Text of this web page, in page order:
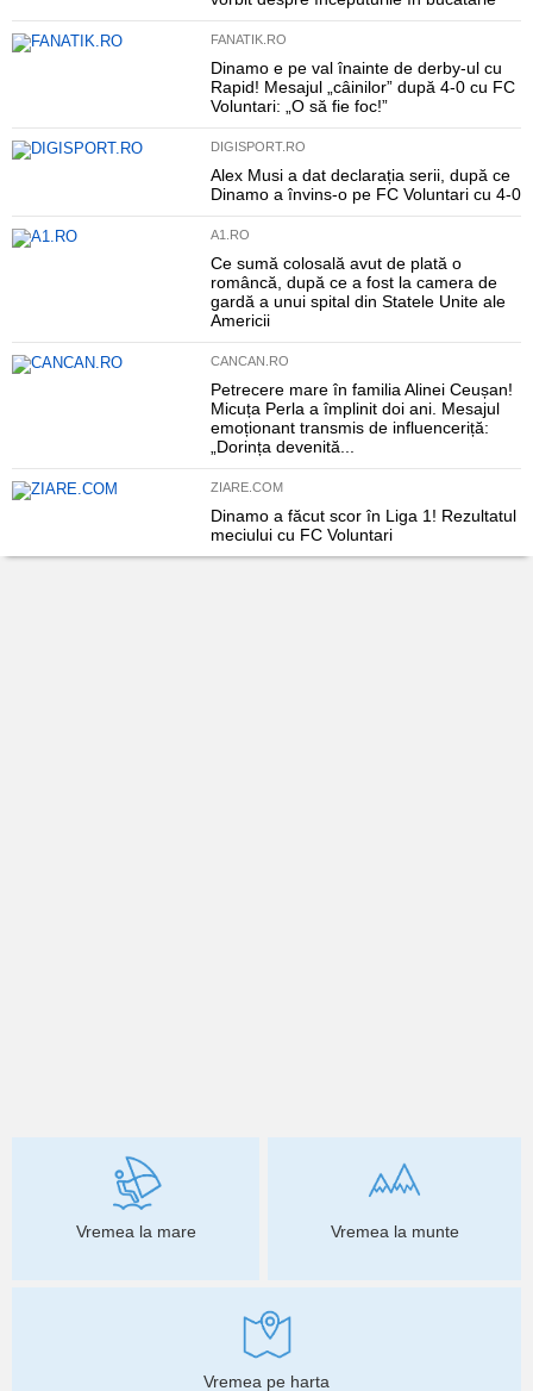
FANATIK.RO
Dinamo e pe val înainte de derby-ul cu
Rapid! Mesajul „câinilor” după 4-0 cu FC
Voluntari: „O să fie foc!”
DIGISPORT.RO
Alex Musi a dat declarația serii, după ce
Dinamo a învins-o pe FC Voluntari cu 4-0
A1.RO
Ce sumă colosală avut de plată o
româncă, după ce a fost la camera de
gardă a unui spital din Statele Unite ale
Americii
CANCAN.RO
Petrecere mare în familia Alinei Ceușan!
Micuța Perla a împlinit doi ani. Mesajul
emoționant transmis de influenceriță:
„Dorința devenită...
ZIARE.COM
Dinamo a făcut scor în Liga 1! Rezultatul
meciului cu FC Voluntari
Vremea la mare Vremea la munte
Vremea pe harta